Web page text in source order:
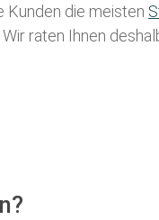
Kunden die meisten
raten Ihnen